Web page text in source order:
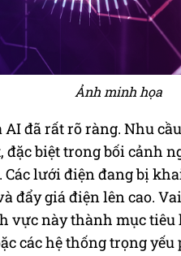
Ảnh minh họa
đã rất rõ ràng. Nhu
đặc biệt trong bối cảnh
lưới điện đang bị
đẩy giá điện lên cao.
vực này thành mục
các hệ thống trọng yếu